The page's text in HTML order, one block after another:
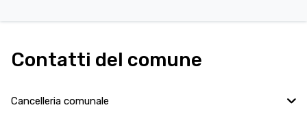
Contatti del comune
Cancelleria comunale